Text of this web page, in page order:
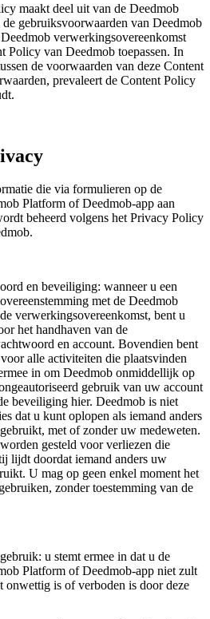
maakt deel uit van de Deedmob
gebruiksvoorwaarden van Deedmob
verwerkingsovereenkomst
Policy van Deedmob toepassen. In
de voorwaarden van deze Content
prevaleert de Content Policy
die via formulieren op de
Platform of Deedmob-app aan
beheerd volgens het Privacy Policy
en beveiliging: wanneer u een
met de Deedmob
verwerkingsovereenkomst, bent u
het handhaven van de
en account. Bovendien bent
alle activiteiten die plaatsvinden
in om Deedmob onmiddellijk op
gebruik van uw account
beveiliging hier. Deedmob is niet
dat u kunt oplopen als iemand anders
met of zonder uw medeweten.
gesteld voor verliezen die
lijdt doordat iemand anders uw
U mag op geen enkel moment het
zonder toestemming van de
u stemt ermee in dat u de
Platform of Deedmob-app niet zult
onwettig is of verboden is door deze